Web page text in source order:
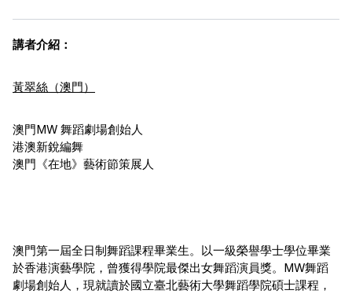
講者介紹：
黃翠絲（澳門）
澳門MW 舞蹈劇場創始人
港澳新銳編舞
澳門《在地》藝術節策展人
澳門第一屆全日制舞蹈課程畢業生。以一級榮譽學士學位畢業
於香港演藝學院，曾獲得學院最傑出女舞蹈演員獎。MW舞蹈
劇場創始人，現就讀於國立臺北藝術大學舞蹈學院碩士課程，